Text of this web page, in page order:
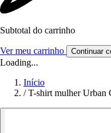
Subtotal do carrinho
Ver meu carrinho Continuar
Loading...
Início
/ T-shirt mulher Urban